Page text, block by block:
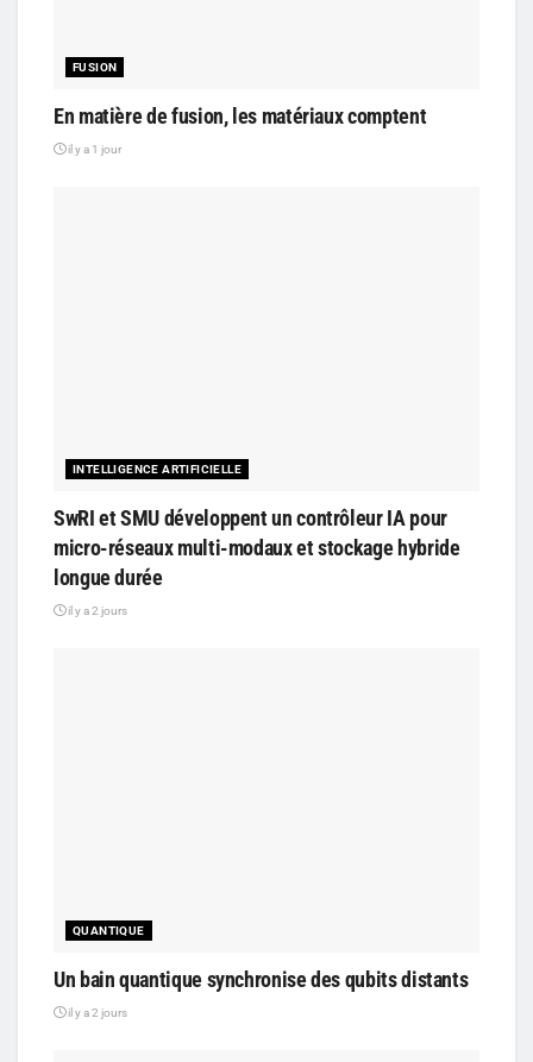
FUSION
En matière de fusion, les matériaux comptent
il y a 1 jour
INTELLIGENCE ARTIFICIELLE
SwRI et SMU développent un contrôleur IA pour
micro-réseaux multi-modaux et stockage hybride
longue durée
il y a 2 jours
QUANTIQUE
Un bain quantique synchronise des qubits distants
il y a 2 jours